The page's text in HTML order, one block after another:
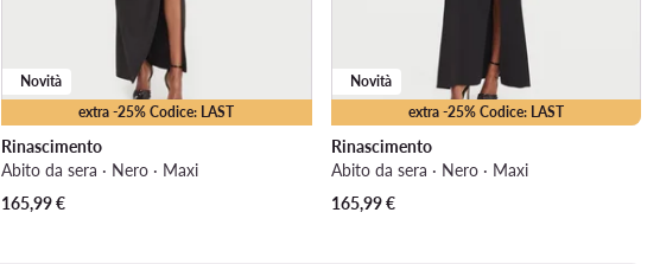
extra -25% Codice: LAST
Novità
Rinascimento
Abito da sera · Nero · Maxi
165,99€
extra -25% Codice: LAST
Novità
Rinascimento
Abito da sera · Nero · Maxi
165,99€